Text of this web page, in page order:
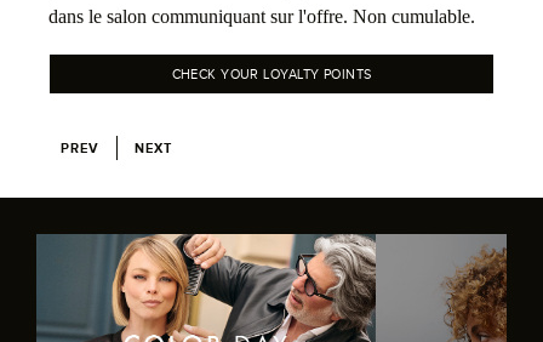
dans le salon communiquant sur l'offre. Non cumulable.
CHECK YOUR LOYALTY POINTS
PREV NEXT